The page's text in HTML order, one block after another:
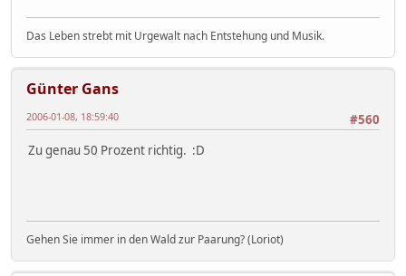
Das Leben strebt mit Urgewalt nach Entstehung und Musik.
Günter Gans
#560
2006-01-08, 18:59:40
Zu genau 50 Prozent richtig. :D
Gehen Sie immer in den Wald zur Paarung? (Loriot)